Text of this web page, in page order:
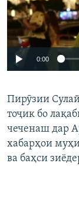
Auto
0:00
Пирӯзии
тоҷик бо
чеченаш дар
хабарҳои
ва баҳси